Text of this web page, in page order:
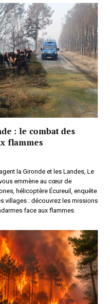
: le combat des
flammes
la Gironde et les Landes, Le
emmène au cœur de
hélicoptère Écureuil, enquête
villages : découvrez les missions
face aux flammes.